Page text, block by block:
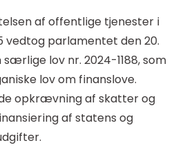
af offentlige tjenester i
vedtog parlamentet den 20.
lov nr. 2024-1188, som
lov om finanslove.
opkrævning af skatter og
af statens og